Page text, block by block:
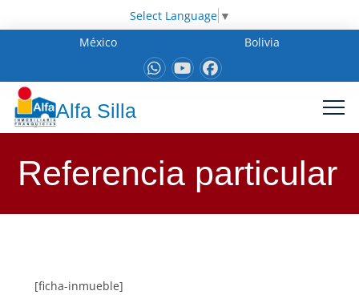
Select Language ▼
México
Bolivia
Alfa Silla
Referencia particular
[ficha-inmueble]